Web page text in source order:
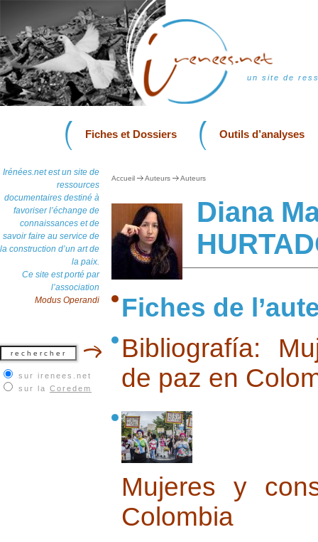
un site de
Fiches et Dossiers Outils d’analyses
Irénées.net est un site de
ressources
documentaires destiné à
favoriser l’échange de
connaissances et de
savoir faire au service de
la construction d’un art de
la paix.
Ce site est porté par
l’association
Modus Operandi
sur irenees.net
sur la Coredem
Accueil Auteurs Auteurs
Diana
Fiches de
Bibliografía:
de paz en
Mujeres y
Colombia